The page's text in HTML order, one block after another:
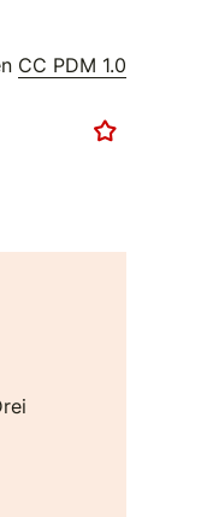
CC PDM 1.0